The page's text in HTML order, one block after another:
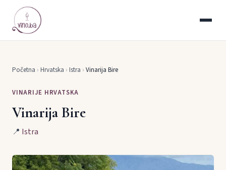
Početna › Hrvatska › Istra › Vinarija Bire
VINARIJE HRVATSKA
Vinarija Bire
📍 Istra